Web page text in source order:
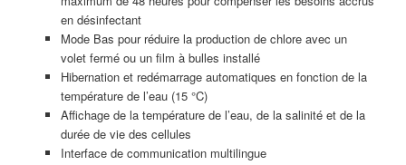
en désinfectant
Mode Bas pour réduire la production de chlore avec un
volet fermé ou un film à bulles installé
Hibernation et redémarrage automatiques en fonction de la
température de l’eau (15 °C)
Affichage de la température de l’eau, de la salinité et de la
durée de vie des cellules
Interface de communication multilingue